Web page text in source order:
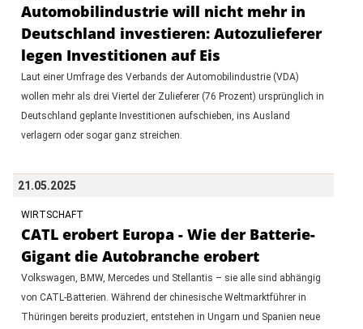
Automobilindustrie will nicht mehr in
Deutschland investieren: Autozulieferer
legen Investitionen auf Eis
Laut einer Umfrage des Verbands der Automobilindustrie (VDA)
wollen mehr als drei Viertel der Zulieferer (76 Prozent) ursprünglich in
Deutschland geplante Investitionen aufschieben, ins Ausland
verlagern oder sogar ganz streichen.
21.05.2025
WIRTSCHAFT
CATL erobert Europa - Wie der Batterie-
Gigant die Autobranche erobert
Volkswagen, BMW, Mercedes und Stellantis – sie alle sind abhängig
von CATL-Batterien. Während der chinesische Weltmarktführer in
Thüringen bereits produziert, entstehen in Ungarn und Spanien neue